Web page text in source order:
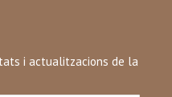
i actualitzacions de la